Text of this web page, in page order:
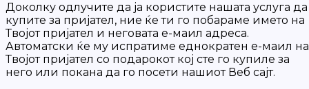
Доколку одлучите да ја користите нашата услуга да
купите за пријател, ние ќе ти го побараме името на
Твојот пријател и неговата е-маил адреса.
Автоматски ќе му испратиме еднократен е-маил на
Твојот пријател со подарокот кој сте го купиле за
него или покана да го посети нашиот Веб сајт.